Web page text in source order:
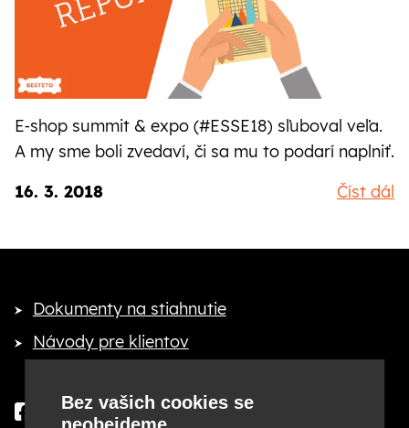
Bez vašich cookies se
E‑shop summit & expo (#ESSE18) sľuboval veľa.
A my sme boli zvedaví, či sa mu to podarí naplniť.
16. 3. 2018
Číst dál
Dokumenty na stiahnutie
Návody pre klientov